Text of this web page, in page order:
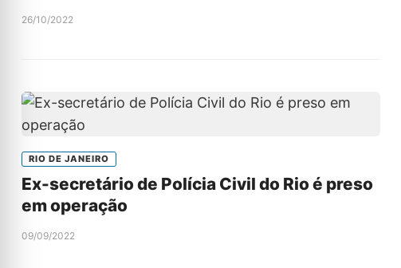
26/10/2022
RIO DE JANEIRO
Ex-secretário de Polícia Civil do Rio é preso
em operação
09/09/2022